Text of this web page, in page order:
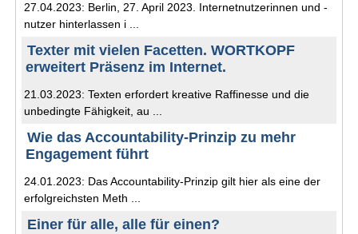
27.04.2023: Berlin, 27. April 2023. Internetnutzerinnen und -
nutzer hinterlassen i ...
Texter mit vielen Facetten. WORTKOPF
erweitert Präsenz im Internet.
21.03.2023: Texten erfordert kreative Raffinesse und die
unbedingte Fähigkeit, au ...
Wie das Accountability-Prinzip zu mehr
Engagement führt
24.01.2023: Das Accountability-Prinzip gilt hier als eine der
erfolgreichsten Meth ...
Einer für alle, alle für einen?